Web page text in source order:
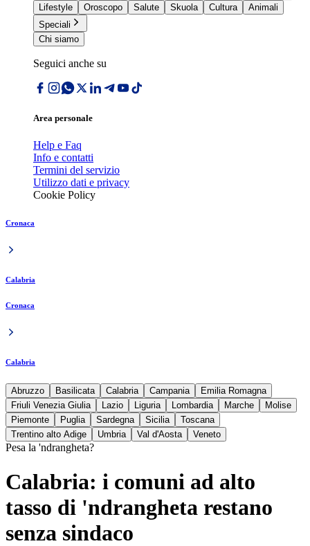
Lifestyle
Oroscopo Salute Skuola Cultura
Animali
Speciali
Chi siamo
Seguici anche su
Area personale
Help e Faq
Info e contatti
Termini del servizio
Utilizzo dati e privacy
Cookie Policy
Cronaca
Calabria
Cronaca
Calabria
Abruzzo Basilicata Calabria Campania
Emilia Romagna
Friuli Venezia Giulia
Lazio Liguria Lombardia Marche
Molise
Piemonte
Puglia Sardegna Sicilia
Toscana
Trentino alto Adige
Umbria Val d'Aosta Veneto
Pesa la 'ndrangheta?
Calabria: i comuni ad alto
tasso di 'ndrangheta restano
senza sindaco